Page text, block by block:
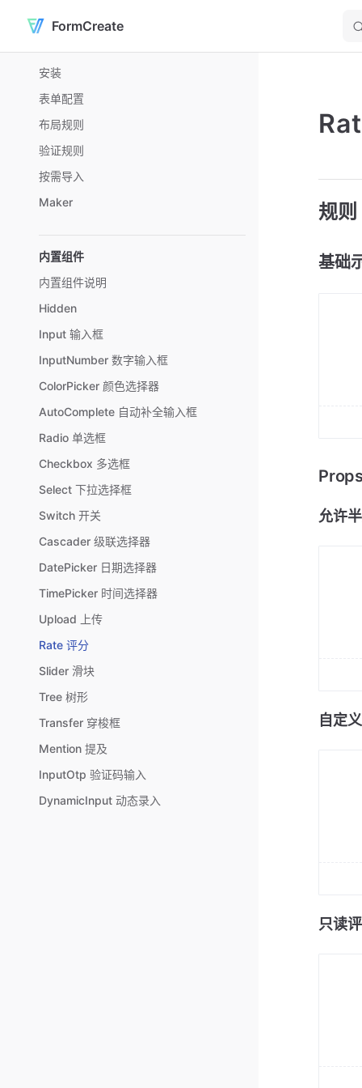
Skip to content
FormCreate
安装
表单配置
布局规则
验证规则
按需导入
Maker
内置组件
内置组件说明
Hidden
Input 输入框
InputNumber 数字输入框
ColorPicker 颜色选择器
AutoComplete 自动补全输入框
Radio 单选框
Checkbox 多选框
Select 下拉选择框
Switch 开关
Cascader 级联选择器
DatePicker 日期选择器
TimePicker 时间选择器
Upload 上传
Rate 评分
Slider 滑块
Tree 树形
Transfer 穿梭框
Mention 提及
InputOtp 验证码输入
DynamicInput 动态录入
规则
基础
允许
自定
只读